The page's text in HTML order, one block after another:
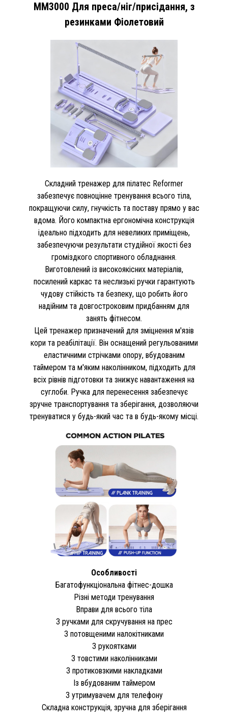
MM3000 Для преса/ніг/присідання, з
резинками Фіолетовий
Складний тренажер для пілатес Reformer
забезпечує повноцінне тренування всього тіла,
покращуючи силу, гнучкість та поставу прямо у вас
вдома. Його компактна ергономічна конструкція
ідеально підходить для невеликих приміщень,
забезпечуючи результати студійної якості без
громіздкого спортивного обладнання.
Виготовлений із високоякісних матеріалів,
посилений каркас та неслизькі ручки гарантують
чудову стійкість та безпеку, що робить його
надійним та довгостроковим придбанням для
занять фітнесом.
Цей тренажер призначений для зміцнення м'язів
кори та реабілітації. Він оснащений регульованими
еластичними стрічками опору, вбудованим
таймером та м'яким наколінником, підходить для
всіх рівнів підготовки та знижує навантаження на
суглоби. Ручка для перенесення забезпечує
зручне транспортування та зберігання, дозволяючи
тренуватися у будь-який час та в будь-якому місці.
Особливості
Багатофункціональна фітнес-дошка
Різні методи тренування
Вправи для всього тіла
З ручками для скручування на прес
З потовщеними налокітниками
З рукоятками
З товстими наколінниками
З протиковзкими накладками
Із вбудованим таймером
З утримувачем для телефону
Складна конструкція, зручна для зберігання